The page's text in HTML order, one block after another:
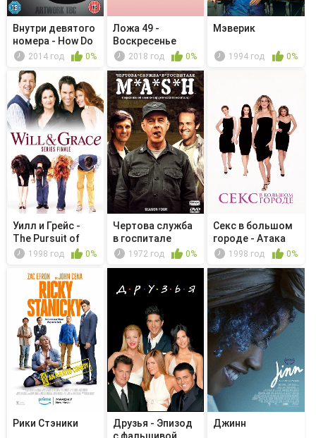
Внутри девятого
номера - How Do
You P...2014 год 0%
Ложа 49 -
Воскресенье
2018 год 0%
Мэверик
1994 год 0%
Уилл и Грейс -
The Pursuit of
Happiness
1998 год 0%
Чертова служба
в гoспитале
M*A*S*H - ...
1972 год 0%
Секс в большом
городе - Атака
большой...
1998 год 0%
Рики Стэники
Друзья - Эпизод
Джинн